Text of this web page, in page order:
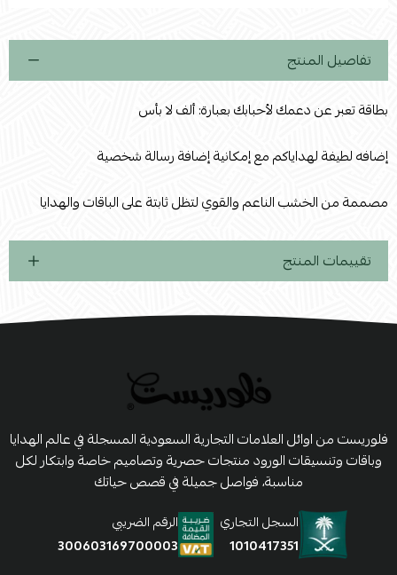
تفاصيل المنتج
بطاقة تعبر عن دعمك لأحبابك بعبارة: ألف لا بأس
إضافه لطيفة لهداياكم مع إمكانية إضافة رسالة شخصية
مصممة من الخشب الناعم والقوي لتظل ثابتة على الباقات والهدايا
تقييمات المنتج
فلوريست من اوائل العلامات التجارية السعودية المسجلة في عالم الهدايا
وباقات وتنسيقات الورود منتجات حصرية وتصاميم خاصة وابتكار لكل
مناسبة، فواصل جميلة في قصص حياتك
السجل التجاري
1010417351
الرقم الضريبي
300603169700003